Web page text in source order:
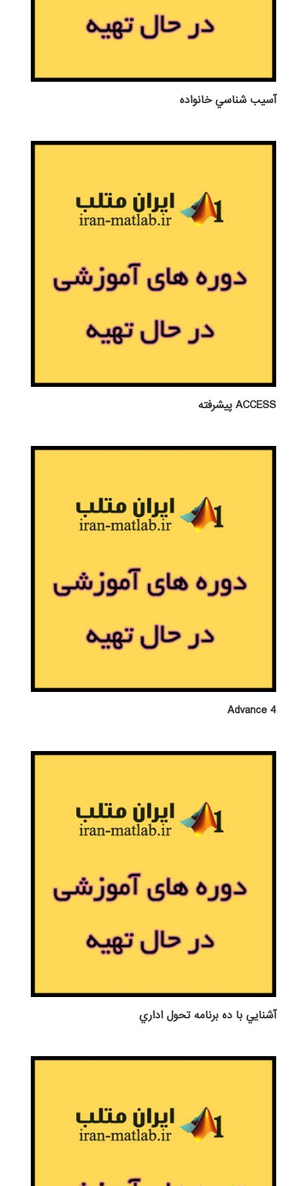
آسيب شناسي خانواده
ACCESS پيشرفته
Advance 4
آشنايي با ده برنامه تحول اداري